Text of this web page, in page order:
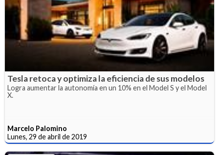
Tesla retoca y optimiza la eficiencia de sus modelos
Logra aumentar la autonomía en un 10% en el Model S y el Model
X.
Marcelo Palomino
Lunes, 29 de abril de 2019